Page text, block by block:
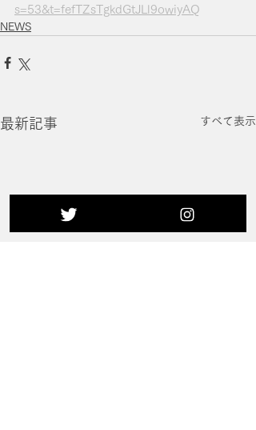
s=53&t=fefTZsTgkdGtJLl9owiyAQ
NEWS
最新記事 すべて表示